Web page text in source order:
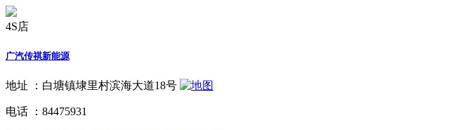
4S店
广汽传祺新能源
地址 ： 白塘镇埭里村滨海大道18号
电话 ： 84475931